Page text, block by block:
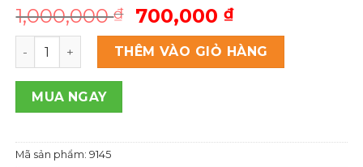
1,000,000₫
Giá
gốc
là:
1,000,000 ₫.
700,000 ₫Giá
hiện
tại
là:
Theme wordpress flatsome dịch vụ chụp ảnh cưới số
THÊM VÀO GIỎ HÀNG
MUA NGAY
Mã sản phẩm:9145